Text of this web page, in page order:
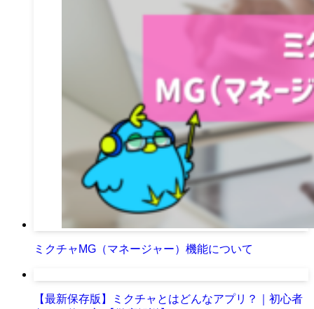
ミクチャMG（マネージャー）機能について
【最新保存版】ミクチャとはどんなアプリ？｜初心者